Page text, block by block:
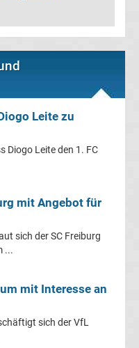
Leite zu
Diogo Leite den 1. FC
mit Angebot für
sich der SC Freiburg
...
mit Interesse an
sich der VfL